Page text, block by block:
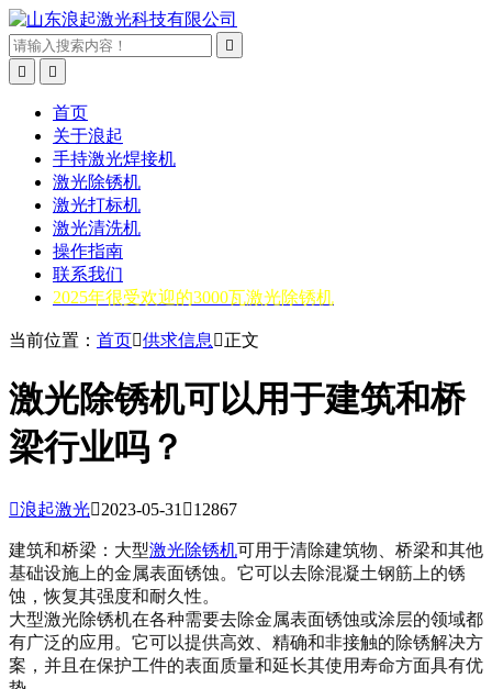



首页
关于浪起
手持激光焊接机
激光除锈机
激光打标机
激光清洗机
操作指南
联系我们
2025年很受欢迎的3000瓦激光除锈机
当前位置： 首页供求信息 正文
激光除锈机可以用于建筑和桥
梁行业吗？
浪起激光2023-05-31 12867
建筑和桥梁：大型激光除锈机可用于清除建筑物、桥梁和其他
基础设施上的金属表面锈蚀。它可以去除混凝土钢筋上的锈
蚀，恢复其强度和耐久性。
大型激光除锈机在各种需要去除金属表面锈蚀或涂层的领域都
有广泛的应用。它可以提供高效、精确和非接触的除锈解决方
案，并且在保护工件的表面质量和延长其使用寿命方面具有优